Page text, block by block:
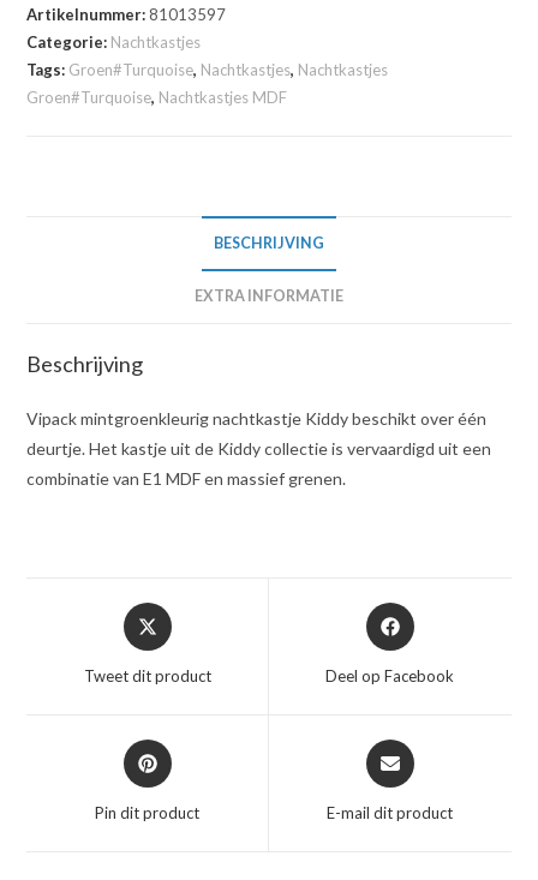
Artikelnummer:81013597
Categorie: Nachtkastjes
Tags: Groen#Turquoise, Nachtkastjes, Nachtkastjes
Groen#Turquoise, Nachtkastjes MDF
BESCHRIJVING
EXTRA INFORMATIE
Beschrijving
Vipack mintgroenkleurig nachtkastje Kiddy beschikt over één
deurtje. Het kastje uit de Kiddy collectie is vervaardigd uit een
combinatie van E1 MDF en massief grenen.
Opent
in
nieuw
Tweet dit product
Opent
in
nieuw
Deel op Facebook
Opent
in
nieuw
Pin dit product
Opent
in
nieuw
E-mail dit product